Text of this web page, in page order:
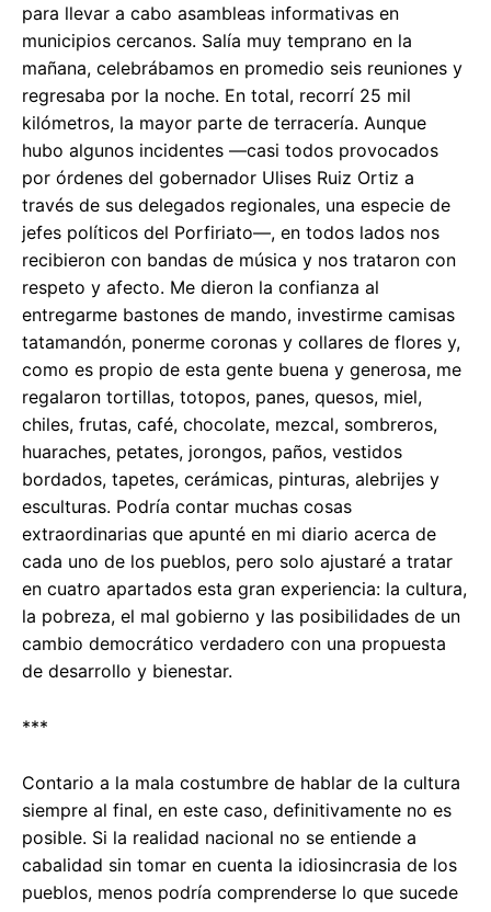
para llevar a cabo asambleas informativas en
municipios cercanos. Salía muy temprano en la
mañana, celebrábamos en promedio seis reuniones y
regresaba por la noche. En total, recorrí 25 mil
kilómetros, la mayor parte de terracería. Aunque
hubo algunos incidentes —casi todos provocados
por órdenes del gobernador Ulises Ruiz Ortiz a
través de sus delegados regionales, una especie de
jefes políticos del Porfiriato—, en todos lados nos
recibieron con bandas de música y nos trataron con
respeto y afecto. Me dieron la confianza al
entregarme bastones de mando, investirme camisas
tatamandón, ponerme coronas y collares de flores y,
como es propio de esta gente buena y generosa, me
regalaron tortillas, totopos, panes, quesos, miel,
chiles, frutas, café, chocolate, mezcal, sombreros,
huaraches, petates, jorongos, paños, vestidos
bordados, tapetes, cerámicas, pinturas, alebrijes y
esculturas. Podría contar muchas cosas
extraordinarias que apunté en mi diario acerca de
cada uno de los pueblos, pero solo ajustaré a tratar
en cuatro apartados esta gran experiencia: la cultura,
la pobreza, el mal gobierno y las posibilidades de un
cambio democrático verdadero con una propuesta
de desarrollo y bienestar.
***
Contario a la mala costumbre de hablar de la cultura
siempre al final, en este caso, definitivamente no es
posible. Si la realidad nacional no se entiende a
cabalidad sin tomar en cuenta la idiosincrasia de los
pueblos, menos podría comprenderse lo que sucede